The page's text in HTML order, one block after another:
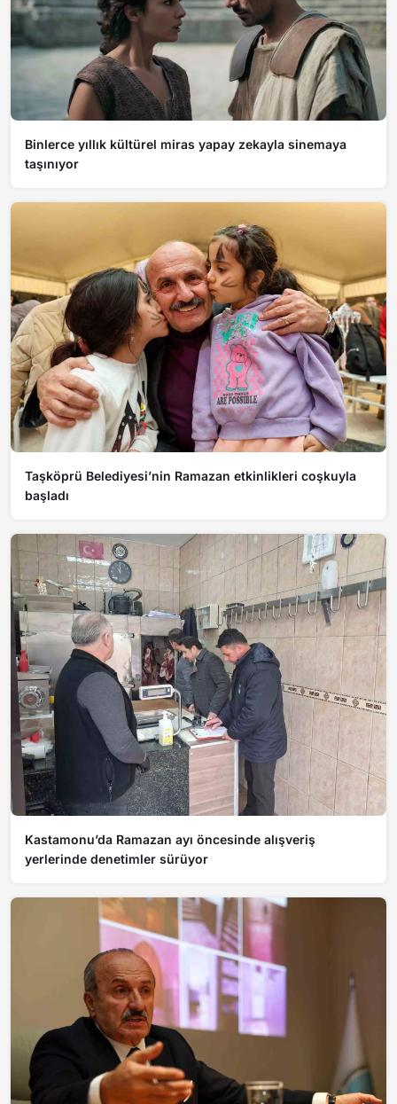
Binlerce yıllık kültürel miras yapay zekayla sinemaya
taşınıyor
Taşköprü Belediyesi’nin Ramazan etkinlikleri coşkuyla
başladı
Kastamonu’da Ramazan ayı öncesinde alışveriş
yerlerinde denetimler sürüyor